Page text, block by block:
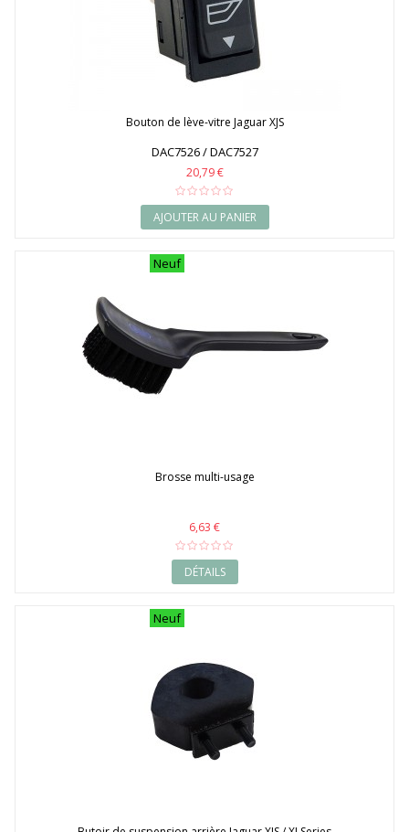
Bouton de lève-vitre Jaguar XJS
DAC7526 / DAC7527
20,79 €
AJOUTER AU PANIER
Neuf
Brosse multi-usage
6,63 €
DÉTAILS
Neuf